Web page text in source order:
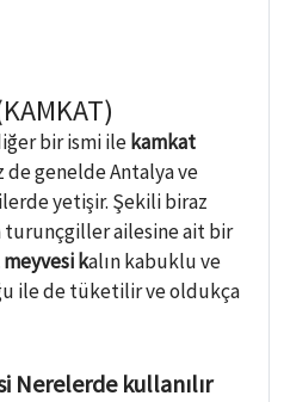
bir ismi ile kamkat
genelde Antalya ve
yetişir. Şekili biraz
turunçgiller ailesine ait bir
kalın kabuklu ve
ile de tüketilir ve oldukça
Nerelerde kullanılır